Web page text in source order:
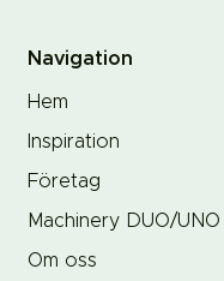
Navigation
Hem
Inspiration
Företag
Machinery DUO/UNO
Om oss